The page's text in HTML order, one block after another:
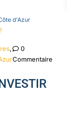
d'Azur
,
0
Commentaire